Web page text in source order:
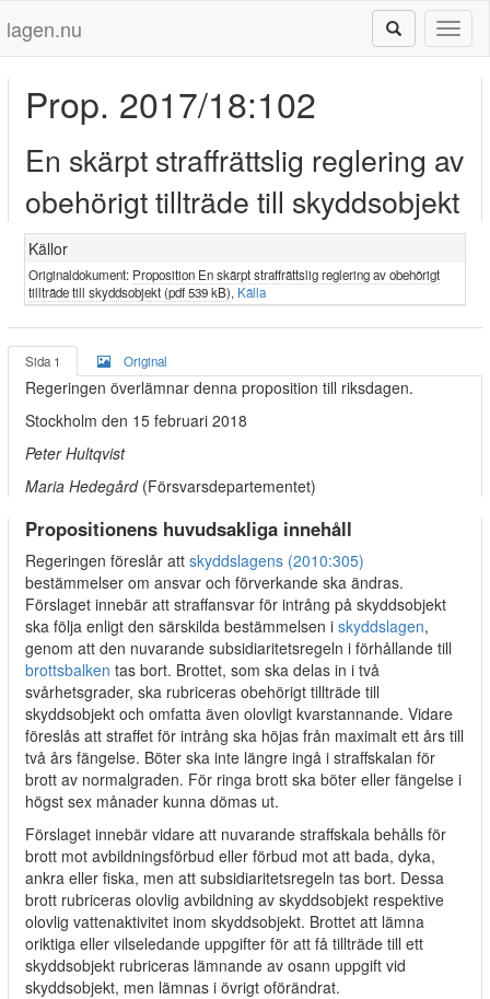
lagen.nu
Prop. 2017/18:102
En skärpt straffrättslig reglering av
obehörigt tillträde till skyddsobjekt
Källor
Originaldokument: Proposition En skärpt straffrättslig reglering av obehörigt
tillträde till skyddsobjekt (pdf 539 kB), Källa
Sida 1 Original
Regeringen överlämnar denna proposition till riksdagen.
Stockholm den 15 februari 2018
Peter Hultqvist
Maria Hedegård (Försvarsdepartementet)
Propositionens huvudsakliga innehåll
Regeringen föreslår att skyddslagens (2010:305)
bestämmelser om ansvar och förverkande ska ändras.
Förslaget innebär att straffansvar för intrång på skyddsobjekt
ska följa enligt den särskilda bestämmelsen i skyddslagen,
genom att den nuvarande subsidiaritetsregeln i förhållande till
brottsbalken tas bort. Brottet, som ska delas in i två
svårhetsgrader, ska rubriceras obehörigt tillträde till
skyddsobjekt och omfatta även olovligt kvarstannande. Vidare
föreslås att straffet för intrång ska höjas från maximalt ett års till
två års fängelse. Böter ska inte längre ingå i straffskalan för
brott av normalgraden. För ringa brott ska böter eller fängelse i
högst sex månader kunna dömas ut.
Förslaget innebär vidare att nuvarande straffskala behålls för
brott mot avbildningsförbud eller förbud mot att bada, dyka,
ankra eller fiska, men att subsidiaritetsregeln tas bort. Dessa
brott rubriceras olovlig avbildning av skyddsobjekt respektive
olovlig vattenaktivitet inom skyddsobjekt. Brottet att lämna
oriktiga eller vilseledande uppgifter för att få tillträde till ett
skyddsobjekt rubriceras lämnande av osann uppgift vid
skyddsobjekt, men lämnas i övrigt oförändrat.